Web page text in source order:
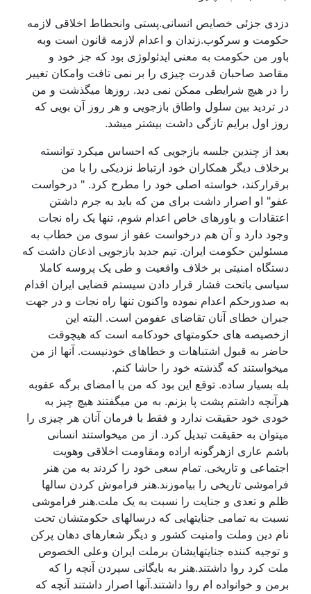
دزدی جزئی خصایص انسانی.پستی وانحطاط اخلاقی لازمه
حکومت و سرکوب.زندان و اعدام لازمه قانون است وبه
باور من حکومت به معنی ایدئولوژی بود که جز خود و
مقاصد صاحبان قدرت چیزی را بر نمی تافت وامکان تغییر
را در هیچ شرایطی ممکن نمی دید. روزها میگذشت و من
در تردید بین سلول واطاق بازجویی و هر روز آن بویی که
روز اول برایم تازگی داشت بیشتر میشد.
بعد از چندین جلسه بازجویی که احساس میکرد توانسته
برخلاف دیگر همکاران خود ارتباط نزدیکی را با من
برقرارکند، خواسته اصلی خود را مطرح کرد. " درخواست
عفو" او اصرار داشت برای من که باید به جرم داشتن
اعتقادات و باورهای خاص اعدام شوم، تنها یک راه نجات
وجود دارد و آن هم درخواست عفو از سوی من خطاب به
مسئولین حکومت ایران. تیم جدید بازجویی اذعان داشت که
دستگاه امنیتی بر خلاف واقعیت و طی یک پروسه کاملا
سیاسی باتحت فشار قرار دادن سیستم قضایی ایران اقدام
به صدورحکم اعدام نموده واکنون تنها راه نجات و در جهت
جبران خطای آنان تقاضای عفومن است. البته این
ازخصیصه های حکومتهای خودکامه است که هیچوقت
حاضر به قبول اشتباهات و خطاهای خودنیست. آنها از من
میخواستند که گذشته خود را حاشا کنم.
بله بسیار ساده. توقع این بود که من با امضای برگه عفوبه
هرآنچه داشتم پشت پا بزنم. به من میگفتند هیچ چیز به
خودی خود حقیقت ندارد و فقط با فرمان آنان هر چیزی را
میتوان به حقیقت تبدیل کرد. از من میخواستند انسانی
باشم عاری ازهرگونه اراده ومقاومت اخلاقی وهویت
اجتماعی و تاریخی. تمام سعی خود را کردند به من هنر
فراموشی تاریخی را بیاموزند.هنر فراموش کردن سالها
ظلم و تعدی و جنایت را نسبت به یک ملت.هنر فراموشی
نسبت به تمامی جنایتهایی که درسالهای حکومتشان تحت
نام دین وملت وامنیت کشور و دیگر شعارهای دهان پرکن
و توجیه کننده جنایتهایشان برملت ایران وعلی الخصوص
ملت کرد روا داشتند.هنر به بایگانی سپردن آنچه را که
برمن و خوانواده ام روا داشتند.آنها اصرار داشتند آنچه که